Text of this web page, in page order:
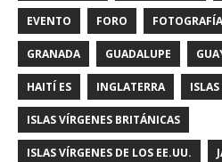
EVENTO FORO FOTOGRAFÍA
GRANADA GUADALUPE
HAITÍ ES INGLATERRA
ISLAS VÍRGENES BRITÁNICAS
ISLAS VÍRGENES DE LOS EE.UU.